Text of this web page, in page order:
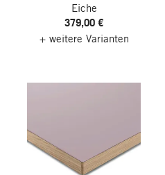
Eiche
379,00 €
+ weitere Varianten